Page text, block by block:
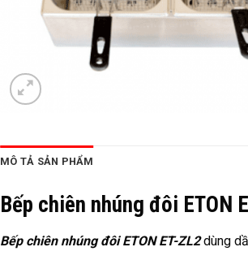
MÔ TẢ SẢN PHẨM
Bếp chiên nhúng đôi ETON
Bếp chiên nhúng đôi ETON ET-ZL2dùng